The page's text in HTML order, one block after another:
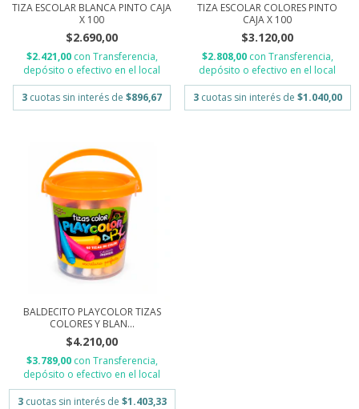
TIZA ESCOLAR BLANCA PINTO CAJA
X 100
$2.690,00
$2.421,00 con Transferencia,
depósito o efectivo en el local
3 cuotas sin interés de $896,67
TIZA ESCOLAR COLORES PINTO
CAJA X 100
$3.120,00
$2.808,00 con Transferencia,
depósito o efectivo en el local
3 cuotas sin interés de $1.040,00
BALDECITO PLAYCOLOR TIZAS
COLORES Y BLAN...
$4.210,00
$3.789,00 con Transferencia,
depósito o efectivo en el local
3 cuotas sin interés de $1.403,33